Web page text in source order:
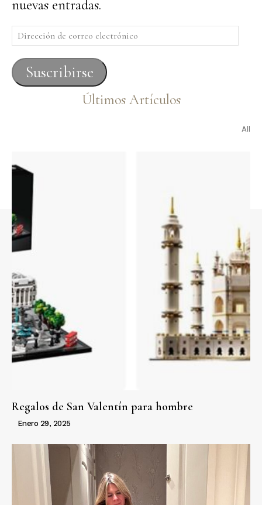
nuevas entradas.
Dirección
de
correo
electrónico
Suscribirse
Últimos Artículos
All
Regalos de San Valentín para hombre
Enero 29, 2025